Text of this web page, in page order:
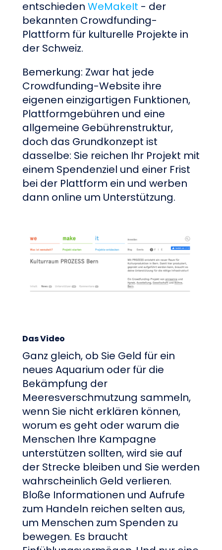
entschieden WeMakeIt - der
bekannten Crowdfunding-
Plattform für kulturelle Projekte in
der Schweiz.
Bemerkung: Zwar hat jede
Crowdfunding-Website ihre
eigenen einzigartigen Funktionen,
Plattformgebühren und eine
allgemeine Gebührenstruktur,
doch das Grundkonzept ist
dasselbe: Sie reichen Ihr Projekt mit
einem Spendenziel und einer Frist
bei der Plattform ein und werben
dann online um Unterstützung.
Das Video
Ganz gleich, ob Sie Geld für ein
neues Aquarium oder für die
Bekämpfung der
Meeresverschmutzung sammeln,
wenn Sie nicht erklären können,
worum es geht oder warum die
Menschen Ihre Kampagne
unterstützen sollten, wird sie auf
der Strecke bleiben und Sie werden
wahrscheinlich Geld verlieren.
Bloße Informationen und Aufrufe
zum Handeln reichen selten aus,
um Menschen zum Spenden zu
bewegen. Es braucht